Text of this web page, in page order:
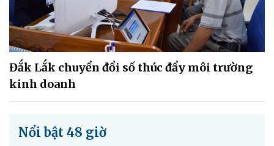
Đắk Lắk chuyển đổi số thúc đẩy môi trường
kinh doanh
Nổi bật 48 giờ